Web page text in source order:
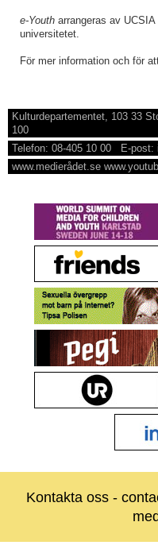
e-Youth arrangeras av
universitetet.
För mer information och för
Kulturdepartementet, 103 33
100
Telefon: 08-405 10 00 E-post:
www.medierådet.se
Kontakta oss-